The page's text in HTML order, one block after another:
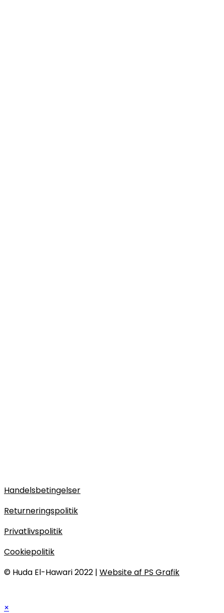
Handelsbetingelser
Returneringspolitik
Privatlivspolitik
Cookiepolitik
© Huda El-Hawari 2022 | Website af PS Grafik
×